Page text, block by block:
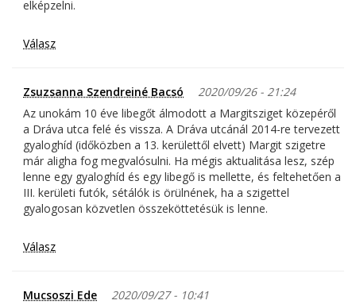
elképzelni.
Válasz
Zsuzsanna Szendreiné Bacsó
2020/09/26 - 21:24
Az unokám 10 éve libegőt álmodott a Margitsziget közepéről
a Dráva utca felé és vissza. A Dráva utcánál 2014-re tervezett
gyaloghíd (időközben a 13. kerülettől elvett) Margit szigetre
már aligha fog megvalósulni. Ha mégis aktualitása lesz, szép
lenne egy gyaloghíd és egy libegő is mellette, és feltehetően a
III. kerületi futók, sétálók is örülnének, ha a szigettel
gyalogosan közvetlen összeköttetésük is lenne.
Válasz
Mucsoszi Ede
2020/09/27 - 10:41